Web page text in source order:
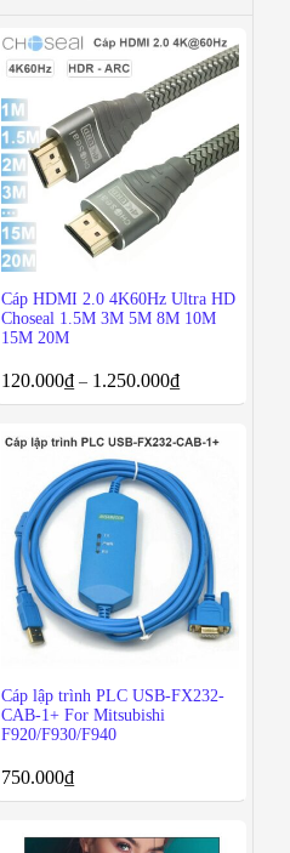
Cáp HDMI 2.0 4K60Hz Ultra HD
Choseal 1.5M 3M 5M 8M 10M
15M 20M
120.000₫ – 1.250.000₫
Cáp lập trình PLC USB-FX232-
CAB-1+ For Mitsubishi
F920/F930/F940
750.000₫